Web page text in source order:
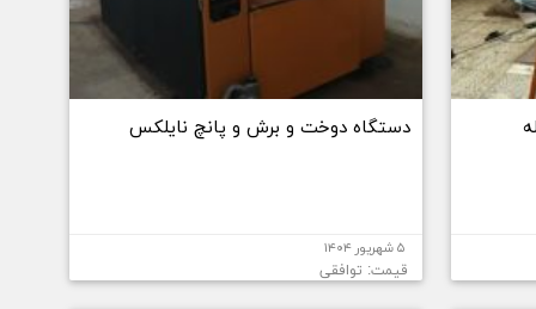
دستگاه دوخت و برش و پانچ نایلکس
۵ شهریور ۱۴۰۴
قیمت: توافقی